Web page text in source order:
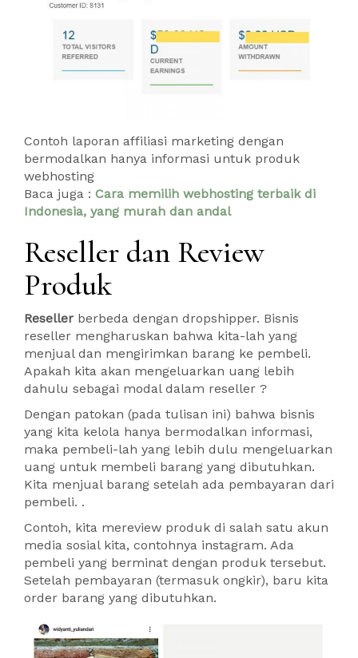
Contoh laporan affiliasi marketing dengan
bermodalkan hanya informasi untuk produk
webhosting
Baca juga : Cara memilih webhosting terbaik di
Indonesia, yang murah dan andal
Reseller dan Review
Produk
Reseller berbeda dengan dropshipper. Bisnis
reseller mengharuskan bahwa kita-lah yang
menjual dan mengirimkan barang ke pembeli.
Apakah kita akan mengeluarkan uang lebih
dahulu sebagai modal dalam reseller ?
Dengan patokan (pada tulisan ini) bahwa bisnis
yang kita kelola hanya bermodalkan informasi,
maka pembeli-lah yang lebih dulu mengeluarkan
uang untuk membeli barang yang dibutuhkan.
Kita menjual barang setelah ada pembayaran dari
pembeli. .
Contoh, kita mereview produk di salah satu akun
media sosial kita, contohnya instagram. Ada
pembeli yang berminat dengan produk tersebut.
Setelah pembayaran (termasuk ongkir), baru kita
order barang yang dibutuhkan.